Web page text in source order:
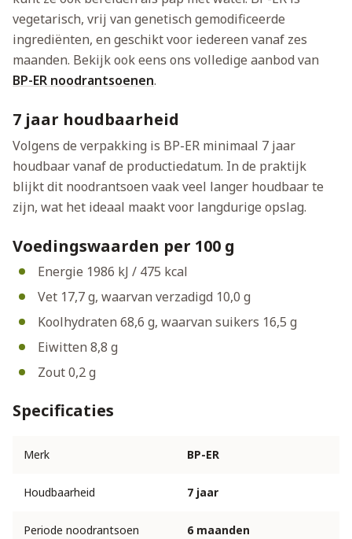
vegetarisch, vrij van genetisch gemodificeerde
ingrediënten, en geschikt voor iedereen vanaf zes
maanden. Bekijk ook eens ons volledige aanbod van
BP-ER noodrantsoenen.
7 jaar houdbaarheid
Volgens de verpakking is BP-ER minimaal 7 jaar
houdbaar vanaf de productiedatum. In de praktijk
blijkt dit noodrantsoen vaak veel langer houdbaar te
zijn, wat het ideaal maakt voor langdurige opslag.
Voedingswaarden per 100 g
Energie 1986 kJ / 475 kcal
Vet 17,7 g, waarvan verzadigd 10,0 g
Koolhydraten 68,6 g, waarvan suikers 16,5 g
Eiwitten 8,8 g
Zout 0,2 g
Specificaties
Merk BP-ER
Houdbaarheid 7 jaar
Periode noodrantsoen 6 maanden